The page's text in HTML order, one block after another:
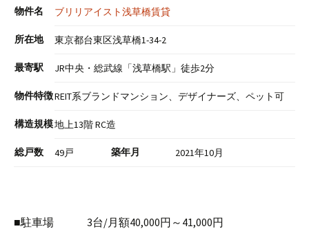
物件名 ブリリアイスト浅草橋賃貸
所在地 東京都台東区浅草橋1-34-2
最寄駅 JR中央・総武線「浅草橋駅」徒歩2分
物件特徴REIT系ブランドマンション、デザイナーズ、ペット可
構造規模地上13階 RC造
総戸数 49戸 築年月 2021年10月
■駐車場 3台/月額40,000円～41,000円